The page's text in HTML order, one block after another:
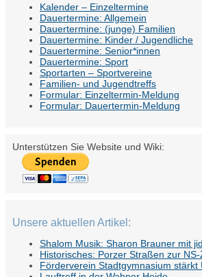
Kalender – Einzeltermine
Dauertermine: Allgemein
Dauertermine: (junge) Familien
Dauertermine: Kinder / Jugendliche
Dauertermine: Senior*innen
Dauertermine: Sport
Sportarten – Sportvereine
Familien- und Jugendtreffs
Formular: Einzeltermin-Meldung
Formular: Dauertermin-Meldung
Unterstützen Sie Website und Wiki:
Unsere aktuellen Artikel:
Shalom Musik: Sharon Brauner mit
Historisches: Porzer Straßen zur
Förderverein Stadtgymnasium stärkt